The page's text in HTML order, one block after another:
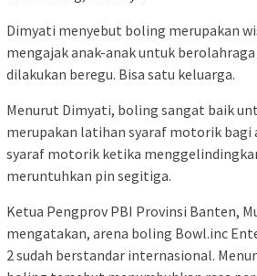
Dimyati menyebut boling merupakan
mengajak anak-anak untuk
dilakukan beregu. Bisa satu keluarga.
Menurut Dimyati, boling sangat baik
merupakan latihan syaraf motorik bagi
syaraf motorik ketika
meruntuhkan pin segitiga.
Ketua Pengprov PBI Provinsi Banten,
mengatakan, arena boling Bowl.inc
2 sudah berstandar internasional.